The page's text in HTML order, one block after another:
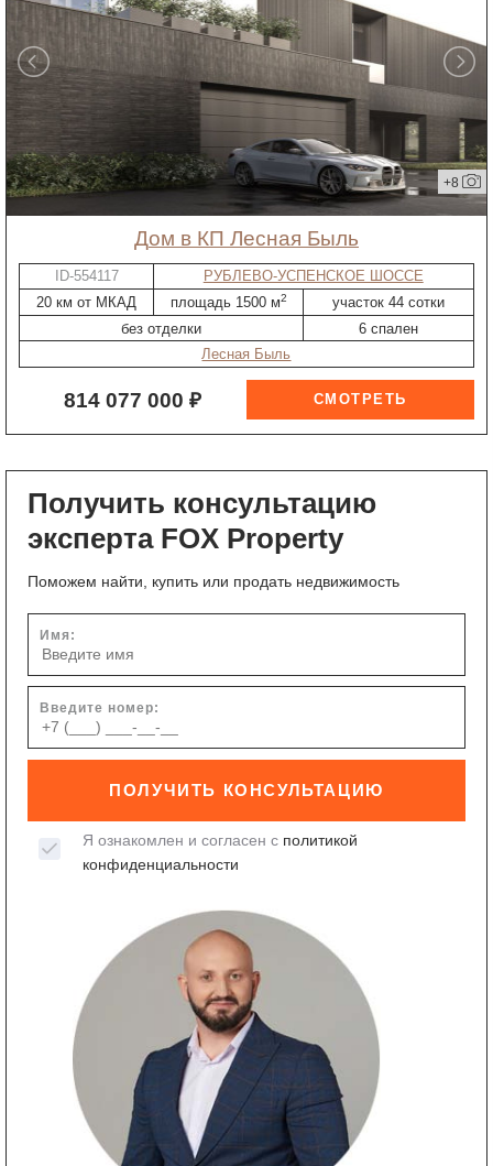
+8
дом в КП Лесная Быль
ID-554117
РУБЛЕВО-УСПЕНСКОЕ ШОССЕ
20 км от МКАД
площадь 1500 м2
участок 44 сотки
без отделки
6 спален
Лесная Быль
814 077 000 ₽
Получить консультацию
эксперта FOX Property
Поможем найти, купить или продать недвижимость
Имя:
Введите номер:
ПОЛУЧИТЬ КОНСУЛЬТАЦИЮ
Я ознакомлен и согласен с политикой
конфиденциальности